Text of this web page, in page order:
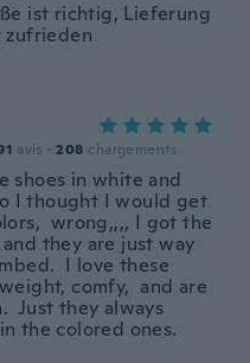
ist richtig, Lieferung
zufrieden
avis · 208 chargements
shoes in white and
I thought I would get
wrong,,,, I got the
they are just way
I love these
comfy, and are
Just they always
the colored ones.